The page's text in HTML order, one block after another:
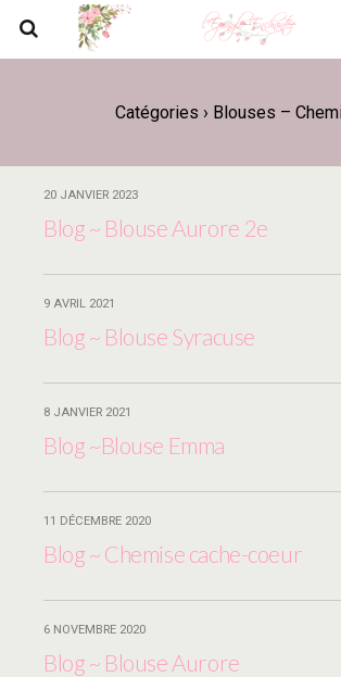
Catégories › Blouses –
20 JANVIER 2023
Blog ~ Blouse Aurore 2e
9 AVRIL 2021
Blog ~ Blouse Syracuse
8 JANVIER 2021
Blog ~Blouse Emma
11 DÉCEMBRE 2020
Blog ~ Chemise cache-coeur
6 NOVEMBRE 2020
Blog ~ Blouse Aurore